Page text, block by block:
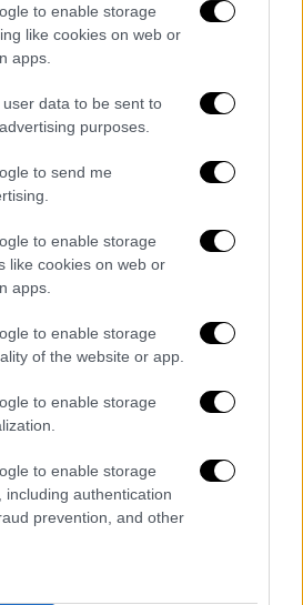
to enable storage
like cookies on web or
apps.
data to be sent to
purposes.
to send me
to enable storage
like cookies on web or
apps.
to enable storage
of the website or app.
to enable storage
to enable storage
including authentication
prevention, and other
ομάδα ήταν το επίκεντρο
και των θεατών
του γηπέδου και
παρακολούθησε το
εθνικής,δίνοντας
άτομα με αναπηρία.